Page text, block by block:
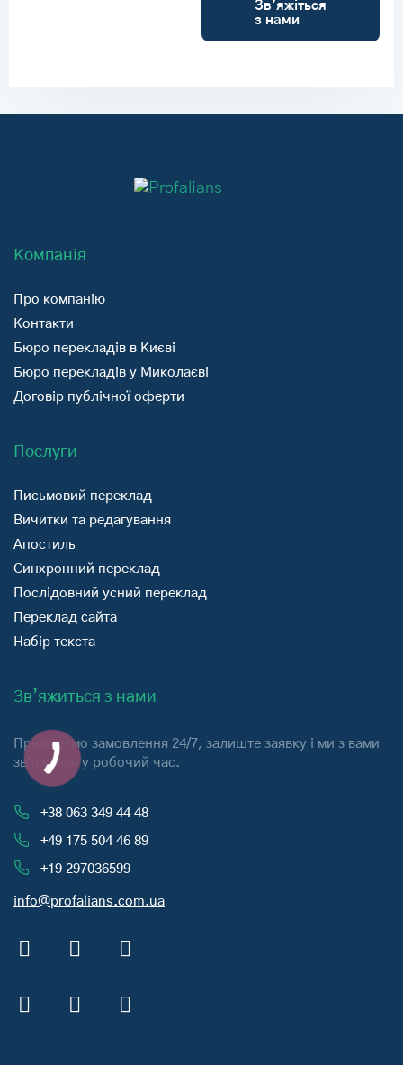
Зв'яжіться
з нами
Компанія
Про компанію
Контакти
Бюро перекладів в Києві
Бюро перекладів у Миколаєві
Договір публічної оферти
Послуги
Письмовий переклад
Вичитки та редагування
Апостиль
Синхронний переклад
Послідовний усний переклад
Переклад сайта
Набір текста
Зв’яжиться з нами
Приймаємо замовлення 24/7, залиште заявку і ми з вами
зв’яжемся у робочий час.
+38 063 349 44 48
+49 175 504 46 89
+19 297036599
info@profalians.com.ua